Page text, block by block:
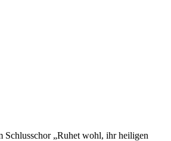
Schlusschor „Ruhet wohl, ihr heiligen